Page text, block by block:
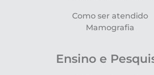
Como ser atendido
Mamografia
Ensino e